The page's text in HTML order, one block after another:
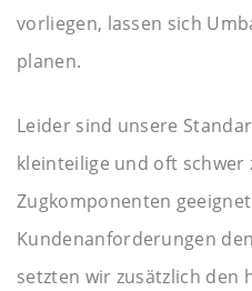
vorliegen, lassen sich
planen.
Leider sind unsere
kleinteilige und oft schwer
Zugkomponenten
Kundenanforderungen
setzten wir zusätzlich den